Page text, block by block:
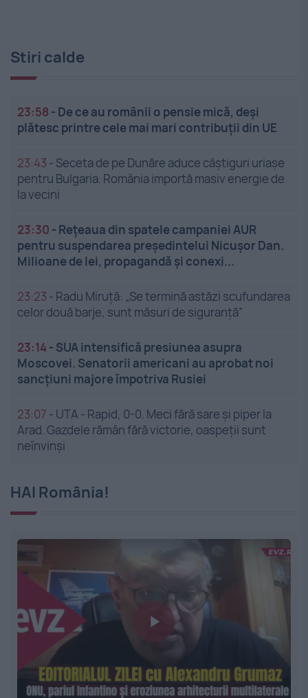
Stiri calde
23:58 - De ce au românii o pensie mică, deși
plătesc printre cele mai mari contribuții din UE
23:43 - Seceta de pe Dunăre aduce câștiguri uriașe
pentru Bulgaria. România importă masiv energie de
la vecini
23:30 - Rețeaua din spatele campaniei AUR
pentru suspendarea președintelui Nicușor Dan.
Milioane de lei, propagandă și conexi...
23:23 - Radu Miruță: „Se termină astăzi scufundarea
celor două barje, sunt măsuri de siguranţă”
23:14- SUA intensifică presiunea asupra
Moscovei. Senatorii americani au aprobat noi
sancțiuni majore împotriva Rusiei
23:07 - UTA - Rapid, 0-0. Meci fără sare și piper la
Arad. Gazdele rămân fără victorie, oaspeții sunt
neînvinși
HAI România!